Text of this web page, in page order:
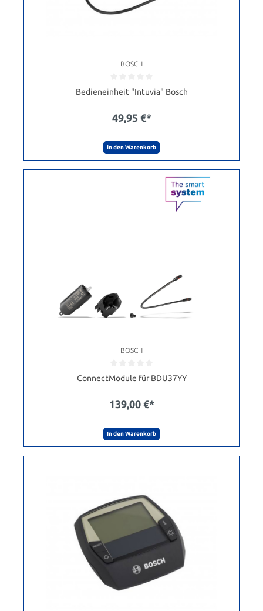
BOSCH
Bedieneinheit "Intuvia" Bosch
49,95 €*
In den Warenkorb
BOSCH
ConnectModule für BDU37YY
139,00 €*
In den Warenkorb